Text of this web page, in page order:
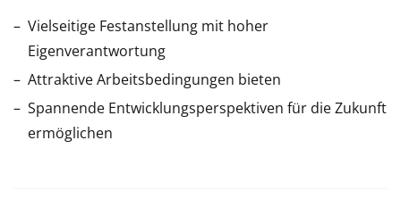
Vielseitige Festanstellung mit hoher
Eigenverantwortung
Attraktive Arbeitsbedingungen bieten
Spannende Entwicklungsperspektiven für die Zukunft
ermöglichen